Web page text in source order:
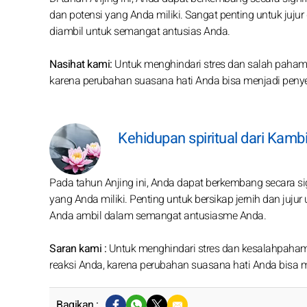
dan potensi yang Anda miliki. Sangat penting untuk
diambil untuk semangat antusias Anda.
Nasihat kami: Untuk menghindari stres dan salah
karena perubahan suasana hati Anda bisa menjadi
Kehidupan spiritual dari
Pada tahun Anjing ini, Anda dapat berkembang secara
yang Anda miliki. Penting untuk bersikap jernih dan
Anda ambil dalam semangat antusiasme Anda.
Saran kami : Untuk menghindari stres dan
reaksi Anda, karena perubahan suasana hati Anda bisa